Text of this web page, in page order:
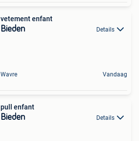
vetement enfant
Bieden Details
Wavre Vandaag
pull enfant
Bieden Details